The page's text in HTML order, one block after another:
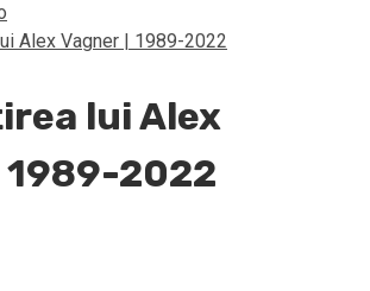
Alex Vagner | 1989-2022
lui Alex
1989-2022